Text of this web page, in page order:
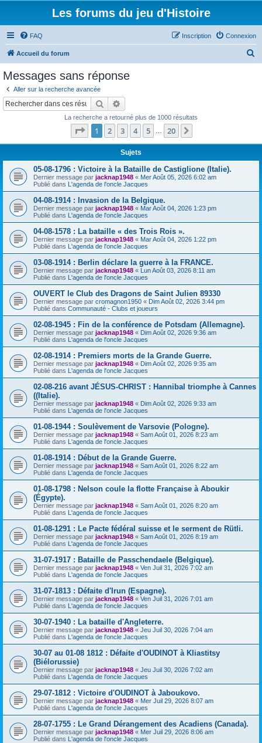
Les forums du jeu d'Histoire
FAQ Connexion
Inscription
Accueil du forum
Messages sans réponse
Aller sur la recherche avancée
Rechercher
La recherche a retourné plus de 1000 résultats
Page 1sur20
1 2 3 4 5 20
Sujets
05-08-1796 : Victoire à la Bataille de Castiglione (Italie).
Dernier message par jacknap1948 « Mer Août 05, 2026 6:02 am
Publié dans L'agenda de l'oncle Jacques
04-08-1914 : Invasion de la Belgique.
Dernier message par jacknap1948 « Mar Août 04, 2026 1:23 pm
Publié dans L'agenda de l'oncle Jacques
04-08-1578 : La bataille « des Trois Rois ».
Dernier message par jacknap1948 « Mar Août 04, 2026 1:22 pm
Publié dans L'agenda de l'oncle Jacques
03-08-1914 : Berlin déclare la guerre à la FRANCE.
Dernier message par jacknap1948 « Lun Août 03, 2026 8:11 am
Publié dans L'agenda de l'oncle Jacques
OUVERT le Club des Dragons de Saint Julien 89330
Dernier message par cromagnon1950 « Dim Août 02, 2026 3:44 pm
Publié dans Communauté - Clubs et joueurs
02-08-1945 : Fin de la conférence de Potsdam (Allemagne).
Dernier message par jacknap1948 « Dim Août 02, 2026 9:36 am
Publié dans L'agenda de l'oncle Jacques
02-08-1914 : Premiers morts de la Grande Guerre.
Dernier message par jacknap1948 « Dim Août 02, 2026 9:35 am
Publié dans L'agenda de l'oncle Jacques
02-08-216 avant JÉSUS-CHRIST : Hannibal triomphe à Cannes
((Italie).
Dernier message par jacknap1948 « Dim Août 02, 2026 9:33 am
Publié dans L'agenda de l'oncle Jacques
01-08-1944 : Soulèvement de Varsovie (Pologne).
Dernier message par jacknap1948 « Sam Août 01, 2026 8:23 am
Publié dans L'agenda de l'oncle Jacques
01-08-1914 : Début de la Grande Guerre.
Dernier message par jacknap1948 « Sam Août 01, 2026 8:22 am
Publié dans L'agenda de l'oncle Jacques
01-08-1798 : Nelson coule la flotte Française à Aboukir
(Égypte).
Dernier message par jacknap1948 « Sam Août 01, 2026 8:20 am
Publié dans L'agenda de l'oncle Jacques
01-08-1291 : Le Pacte fédéral suisse et le serment de Rütli.
Dernier message par jacknap1948 « Sam Août 01, 2026 8:19 am
Publié dans L'agenda de l'oncle Jacques
31-07-1917 : Bataille de Passchendaele (Belgique).
Dernier message par jacknap1948 « Ven Juil 31, 2026 7:02 am
Publié dans L'agenda de l'oncle Jacques
31-07-1813 : Défaite d'Irun (Espagne).
Dernier message par jacknap1948 « Ven Juil 31, 2026 7:01 am
Publié dans L'agenda de l'oncle Jacques
30-07-1940 : La bataille d'Angleterre.
Dernier message par jacknap1948 « Jeu Juil 30, 2026 7:04 am
Publié dans L'agenda de l'oncle Jacques
30-07 au 01-08 1812 : Défaite d'OUDINOT à Kliastitsy
(Biélorussie)
Dernier message par jacknap1948 « Jeu Juil 30, 2026 7:02 am
Publié dans L'agenda de l'oncle Jacques
29-07-1812 : Victoire d'OUDINOT à Jaboukovo.
Dernier message par jacknap1948 « Mer Juil 29, 2026 8:07 am
Publié dans L'agenda de l'oncle Jacques
28-07-1755 : Le Grand Dérangement des Acadiens (Canada).
Dernier message par jacknap1948 « Mer Juil 29, 2026 8:06 am
Publié dans L'agenda de l'oncle Jacques